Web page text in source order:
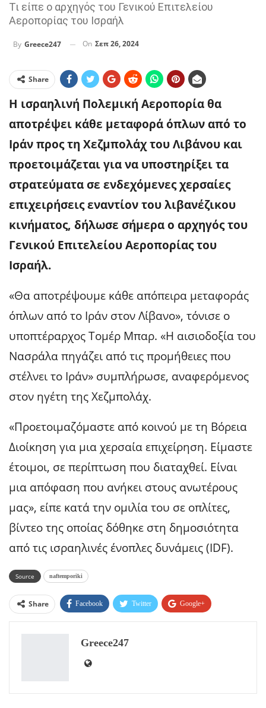
Τι είπε ο αρχηγός του Γενικού Επιτελείου
Αεροπορίας του Ισραήλ
By Greece247 On Σεπ 26, 2024
Share
Η ισραηλινή Πολεμική Αεροπορία θα
αποτρέψει κάθε μεταφορά όπλων από το
Ιράν προς τη Χεζμπολάχ του Λιβάνου και
προετοιμάζεται για να υποστηρίξει τα
στρατεύματα σε ενδεχόμενες χερσαίες
επιχειρήσεις εναντίον του λιβανέζικου
κινήματος, δήλωσε σήμερα ο αρχηγός του
Γενικού Επιτελείου Αεροπορίας του
Ισραήλ.
«Θα αποτρέψουμε κάθε απόπειρα μεταφοράς
όπλων από το Ιράν στον Λίβανο», τόνισε ο
υποπτέραρχος Τομέρ Μπαρ. «Η αισιοδοξία του
Νασράλα πηγάζει από τις προμήθειες που
στέλνει το Ιράν» συμπλήρωσε, αναφερόμενος
στον ηγέτη της Χεζμπολάχ.
«Προετοιμαζόμαστε από κοινού με τη Βόρεια
Διοίκηση για μια χερσαία επιχείρηση. Είμαστε
έτοιμοι, σε περίπτωση που διαταχθεί. Είναι
μια απόφαση που ανήκει στους ανωτέρους
μας», είπε κατά την ομιλία του σε οπλίτες,
βίντεο της οποίας δόθηκε στη δημοσιότητα
από τις ισραηλινές ένοπλες δυνάμεις (IDF).
Source naftemporiki
Share Facebook Twitter Google+
Greece247